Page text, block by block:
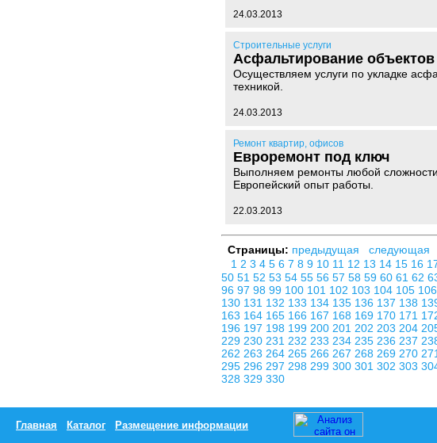
24.03.2013
Строительные услуги
Асфальтирование объектов
Осуществляем услуги по укладке
техникой.
24.03.2013
Ремонт квартир, офисов
Евроремонт под ключ
Выполняем ремонты любой
Европейский опыт работы.
22.03.2013
Страницы: предыдущая
следующая
1 2 3 4 5 6 7 8 9 10 11 12 13 14 15 16
50 51 52 53 54 55 56 57 58 59 60 61 62
96 97 98 99 100 101 102 103 104 105 106
130 131 132 133 134 135 136 137 138
163 164 165 166 167 168 169 170 171
196 197 198 199 200 201 202 203 204
229 230 231 232 233 234 235 236 237
262 263 264 265 266 267 268 269 270 271
295 296 297 298 299 300 301 302 303
328 329 330
Главная Каталог Размещение информации